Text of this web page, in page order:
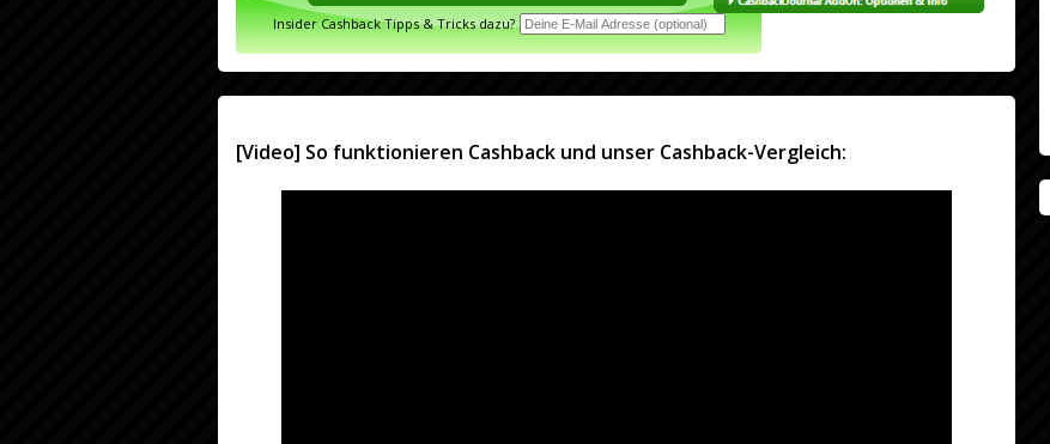
Insider Cashback Tipps & Tricks dazu?
[Video] So funktionieren Cashback und unser Cashback-Vergleich: